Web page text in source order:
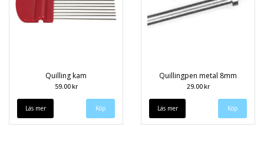
Quilling kam
59.00 kr
Läs mer
Quillingpen metal 8mm
29.00 kr
Läs mer